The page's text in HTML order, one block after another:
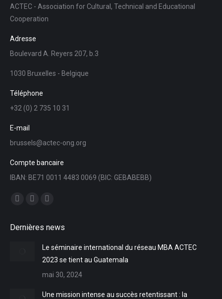
ACTEC - Association for Cultural, Technical and Educational
Cooperation
Adresse
Boulevard A. Reyers 207, b.3
1030 Bruxelles - Belgique
Téléphone
+32 (0) 2 735 10 31
E-mail
brussels@actec-ong.org
Compte bancaire
IBAN: BE71 0011 4483 0069 (BIC: GEBABEBB)
Trouvez nous sur :
opensopens
new
opens
new
Dernières news
Le séminaire international du réseau MBA ACTEC
2023 se tient au Guatemala
mai 30, 2024
Une mission intense au succès retentissant : la